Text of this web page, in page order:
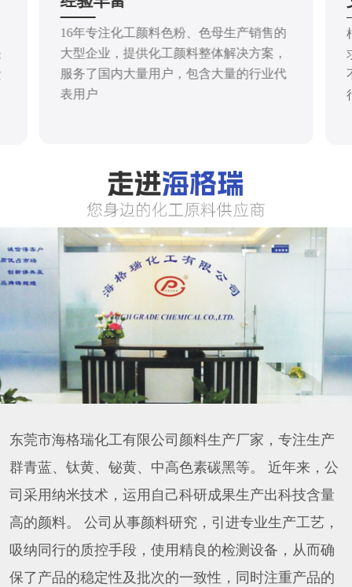
16年专注化工颜料色粉、色母生产销售的
大型企业，提供化工颜料整体解决方案，
服务了国内大量用户，包含大量的行业代
表用户
东莞市海格瑞化工有限公司颜料生产厂家，专注生产
群青蓝、钛黄、铋黄、中高色素碳黑等。 近年来，公
司采用纳米技术，运用自己科研成果生产出科技含量
高的颜料。 公司从事颜料研究，引进专业生产工艺，
吸纳同行的质控手段，使用精良的检测设备，从而确
保了产品的稳定性及批次的一致性，同时注重产品的